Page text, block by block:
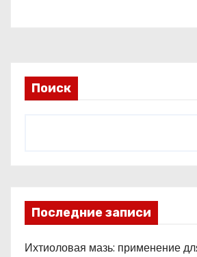
Поиск
Последние записи
Ихтиоловая мазь: применение